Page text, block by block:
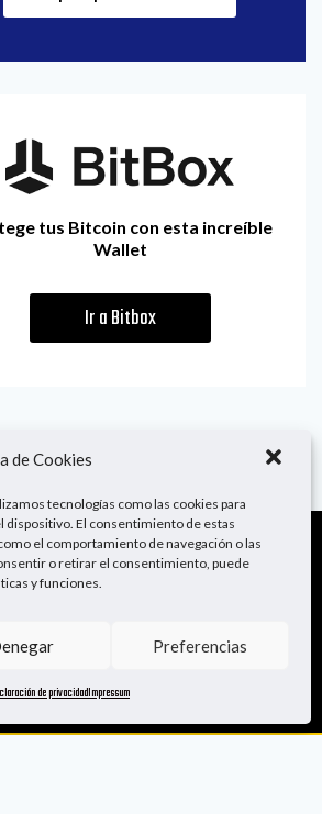
de Cookies
tecnologías como las cookies para
dispositivo. El consentimiento de estas
el comportamiento de navegación o las
o retirar el consentimiento, puede
y funciones.
Preferencias
de privacidadImpressum
tus Bitcoin con esta increíble
Wallet
Ir a Bitbox